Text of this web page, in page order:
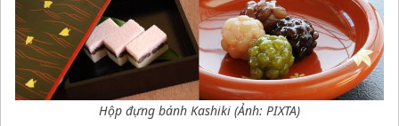
Hộp đựng bánh Kashiki (Ảnh: PIXTA)